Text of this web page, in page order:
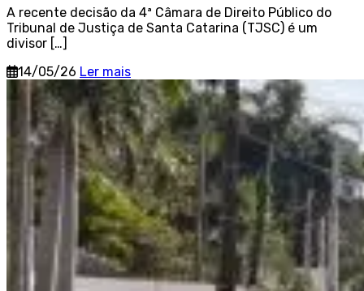
A recente decisão da 4ª Câmara de Direito Público do
Tribunal de Justiça de Santa Catarina (TJSC) é um
divisor […]
14/05/26 Ler mais